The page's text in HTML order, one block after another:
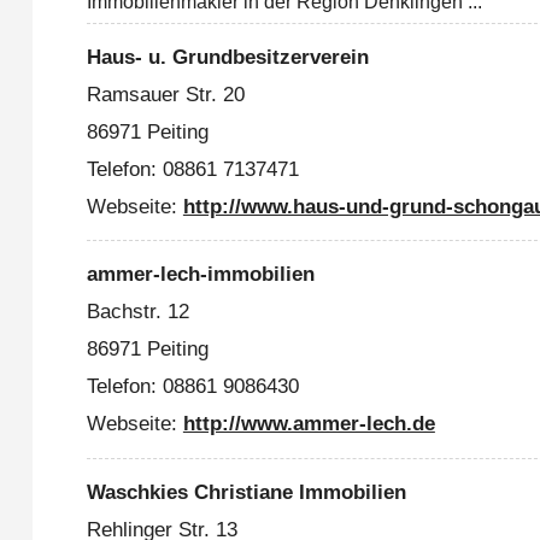
Haus- u. Grundbesitzerverein
Ramsauer Str. 20
86971 Peiting
Telefon: 08861 7137471
Webseite: http://www.haus-und-grund-
ammer-lech-immobilien
Bachstr. 12
86971 Peiting
Telefon: 08861 9086430
Webseite: http://www.ammer-lech.de
Waschkies Christiane Immobilien
Rehlinger Str. 13